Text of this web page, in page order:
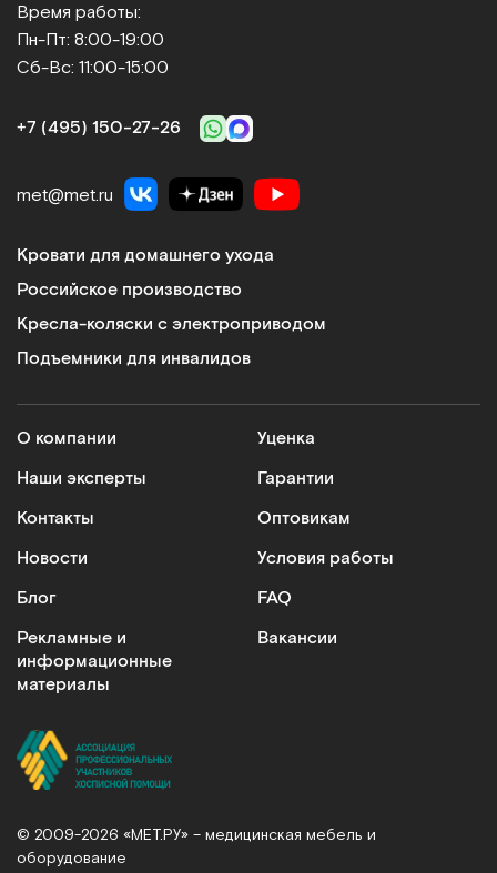
Время работы:
Пн-Пт: 8:00-19:00
Сб-Вс: 11:00-15:00
+7 (495) 150‑27‑26
met@met.ru
Кровати для домашнего ухода
Российское производство
Кресла-коляски с электроприводом
Подъемники для инвалидов
О компании
Наши эксперты
Контакты
Новости
Блог
Рекламные и
информационные
материалы
Уценка
Гарантии
Оптовикам
Условия работы
FAQ
Вакансии
© 2009-2026 «МЕТ.РУ» – медицинская мебель и
оборудование